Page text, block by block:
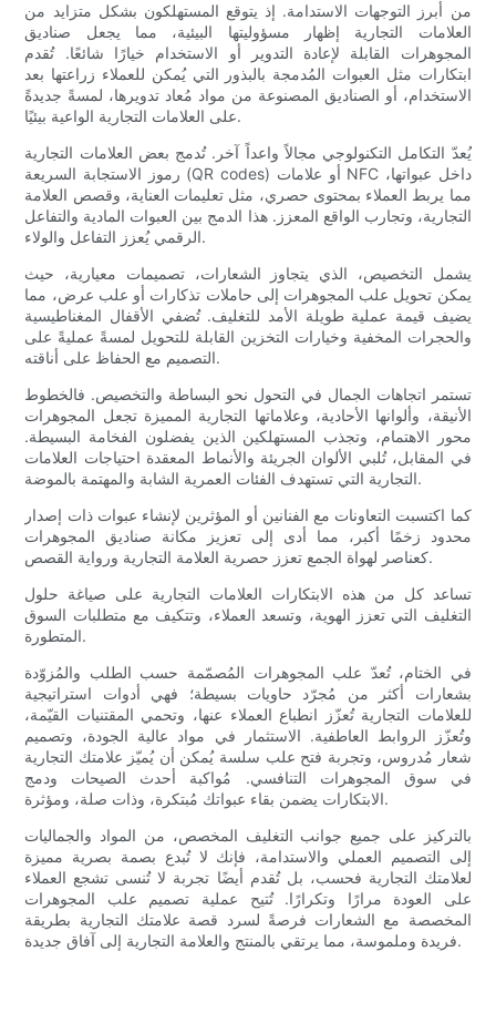
من أبرز التوجهات الاستدامة. إذ يتوقع المستهلكون بشكل متزايد من
العلامات التجارية إظهار مسؤوليتها البيئية، مما يجعل صناديق
المجوهرات القابلة لإعادة التدوير أو الاستخدام خيارًا شائعًا. تُقدم
ابتكارات مثل العبوات المُدمجة بالبذور التي يُمكن للعملاء زراعتها بعد
الاستخدام، أو الصناديق المصنوعة من مواد مُعاد تدويرها، لمسةً جديدةً
على العلامات التجارية الواعية بيئيًا.
يُعدّ التكامل التكنولوجي مجالاً واعداً آخر. تُدمج بعض العلامات التجارية
رموز الاستجابة السريعة (QR codes) أو علامات NFC داخل عبواتها،
مما يربط العملاء بمحتوى حصري، مثل تعليمات العناية، وقصص العلامة
التجارية، وتجارب الواقع المعزز. هذا الدمج بين العبوات المادية والتفاعل
الرقمي يُعزز التفاعل والولاء.
يشمل التخصيص، الذي يتجاوز الشعارات، تصميمات معيارية، حيث
يمكن تحويل علب المجوهرات إلى حاملات تذكارات أو علب عرض، مما
يضيف قيمة عملية طويلة الأمد للتغليف. تُضفي الأقفال المغناطيسية
والحجرات المخفية وخيارات التخزين القابلة للتحويل لمسةً عمليةً على
التصميم مع الحفاظ على أناقته.
تستمر اتجاهات الجمال في التحول نحو البساطة والتخصيص. فالخطوط
الأنيقة، وألوانها الأحادية، وعلاماتها التجارية المميزة تجعل المجوهرات
محور الاهتمام، وتجذب المستهلكين الذين يفضلون الفخامة البسيطة.
في المقابل، تُلبي الألوان الجريئة والأنماط المعقدة احتياجات العلامات
التجارية التي تستهدف الفئات العمرية الشابة والمهتمة بالموضة.
كما اكتسبت التعاونات مع الفنانين أو المؤثرين لإنشاء عبوات ذات إصدار
محدود زخمًا أكبر، مما أدى إلى تعزيز مكانة صناديق المجوهرات
كعناصر لهواة الجمع تعزز حصرية العلامة التجارية ورواية القصص.
تساعد كل من هذه الابتكارات العلامات التجارية على صياغة حلول
التغليف التي تعزز الهوية، وتسعد العملاء، وتتكيف مع متطلبات السوق
المتطورة.
في الختام، تُعدّ علب المجوهرات المُصمّمة حسب الطلب والمُزوّدة
بشعارات أكثر من مُجرّد حاويات بسيطة؛ فهي أدوات استراتيجية
للعلامات التجارية تُعزّز انطباع العملاء عنها، وتحمي المقتنيات القيّمة،
وتُعزّز الروابط العاطفية. الاستثمار في مواد عالية الجودة، وتصميم
شعار مُدروس، وتجربة فتح علب سلسة يُمكن أن يُميّز علامتك التجارية
في سوق المجوهرات التنافسي. مُواكبة أحدث الصيحات ودمج
الابتكارات يضمن بقاء عبواتك مُبتكرة، وذات صلة، ومؤثرة.
بالتركيز على جميع جوانب التغليف المخصص، من المواد والجماليات
إلى التصميم العملي والاستدامة، فإنك لا تُبدع بصمة بصرية مميزة
لعلامتك التجارية فحسب، بل تُقدم أيضًا تجربة لا تُنسى تشجع العملاء
على العودة مرارًا وتكرارًا. تُتيح عملية تصميم علب المجوهرات
المخصصة مع الشعارات فرصةً لسرد قصة علامتك التجارية بطريقة
فريدة وملموسة، مما يرتقي بالمنتج والعلامة التجارية إلى آفاق جديدة.